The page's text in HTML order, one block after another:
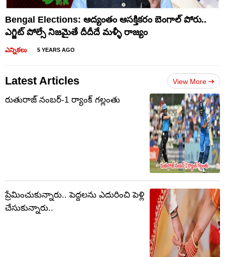
Bengal Elections: ఆద్యంతం ఆసక్తికరం బెంగాల్ పోరు..
ఎగ్జిట్ పోల్సే నిజమైతే దీదీదే మళ్ళీ రాజ్యం
ఎన్నికలు 5 YEARS AGO
Latest Articles View More
రుతురాజ్ నంబర్-1 ర్యాంక్ గల్లంతు
ప్రేమించుకున్నారు.. పెద్దలను ఎదురించి పెళ్లి
చేసుకున్నారు..